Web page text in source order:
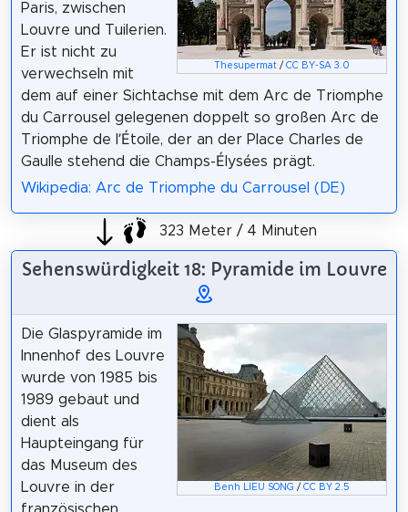
Thesupermat /CC BY-SA 3.0
Paris, zwischen
Louvre und Tuilerien.
Er ist nicht zu
verwechseln mit
dem auf einer Sichtachse mit dem Arc de Triomphe
du Carrousel gelegenen doppelt so großen Arc de
Triomphe de l’Étoile, der an der Place Charles de
Gaulle stehend die Champs-Élysées prägt.
Wikipedia: Arc de Triomphe du Carrousel (DE)
323 Meter / 4 Minuten
Sehenswürdigkeit 18: Pyramide im Louvre
Benh LIEU SONG /CC BY 2.5
Die Glaspyramide im
Innenhof des Louvre
wurde von 1985 bis
1989 gebaut und
dient als
Haupteingang für
das Museum des
Louvre in der